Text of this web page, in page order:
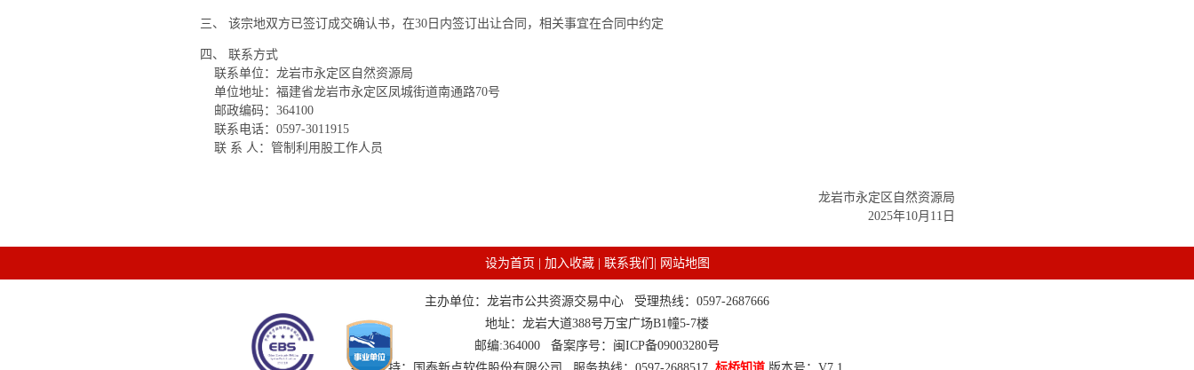
三、 该宗地双方已签订成交确认书，在30日内签订出让合同，相关事宜在合同中约定
四、 联系方式
联系单位：龙岩市永定区自然资源局
单位地址：福建省龙岩市永定区凤城街道南通路70号
邮政编码：364100
联系电话：0597-3011915
联 系 人：管制利用股工作人员
龙岩市永定区自然资源局
2025年10月11日
设为首页 加入收藏| 联系我们 网站地图
主办单位：龙岩市公共资源交易中心 受理热线：0597-2687666
地址：龙岩大道388号万宝广场B1幢5-7楼
邮编:364000 备案序号： 闽ICP备09003280号